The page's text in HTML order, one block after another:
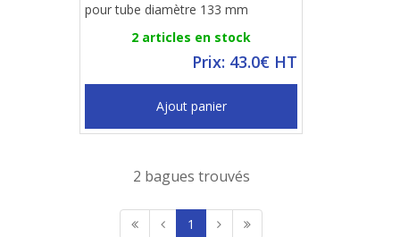
pour tube diamètre 133 mm
2 articles en stock
Prix: 43.0€ HT
Ajout panier
2 bagues trouvés
1